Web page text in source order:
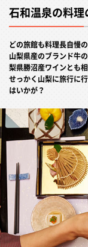
石和温泉の料理
どの旅館も料理長自慢
山梨県産のブランド牛
梨県勝沼産ワインとも
せっかく山梨に旅行に
はいかが？